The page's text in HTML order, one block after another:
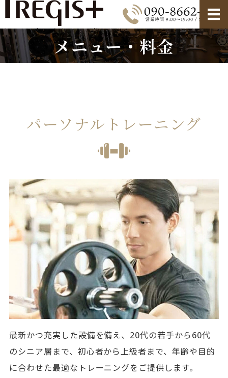
ホーム
メニュー・料金
メニュー・料金
パーソナルトレーニング
最新かつ充実した設備を備え、20代の若手から60代
のシニア層まで、初心者から上級者まで、年齢や目的
に合わせた最適なトレーニングをご提供します。